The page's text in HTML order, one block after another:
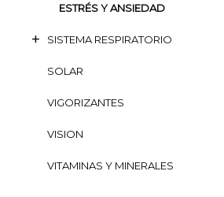
ESTRÉS Y ANSIEDAD
SISTEMA RESPIRATORIO
SOLAR
VIGORIZANTES
VISION
VITAMINAS Y MINERALES